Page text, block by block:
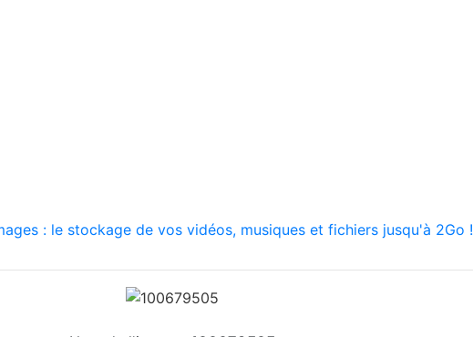
: le stockage de vos vidéos, musiques et fichiers jusqu'à 2Go !